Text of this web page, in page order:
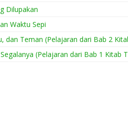
Dilupakan
Waktu Sepi
dan Teman (Pelajaran dari Bab 2
(Pelajaran dari Bab 1 Kitab